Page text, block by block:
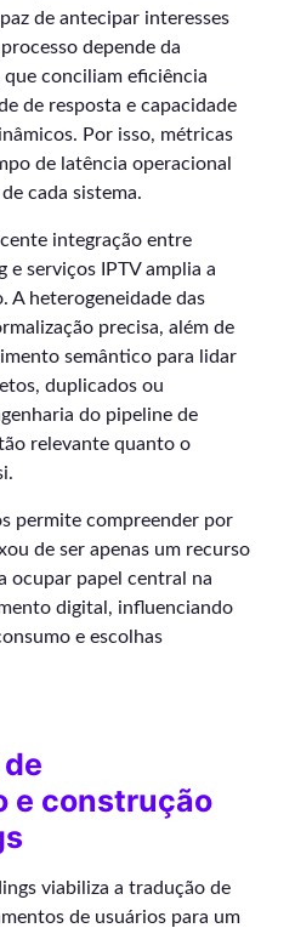
de antecipar interesses
depende da
conciliam eficiência
de resposta e capacidade
Por isso, métricas
de latência operacional
cada sistema.
integração entre
e serviços IPTV amplia a
A heterogeneidade das
precisa, além de
semântico para lidar
duplicados ou
do pipeline de
relevante quanto o
permite compreender por
de ser apenas um recurso
ocupar papel central na
digital, influenciando
e escolhas
e construção
viabiliza a tradução de
de usuários para um